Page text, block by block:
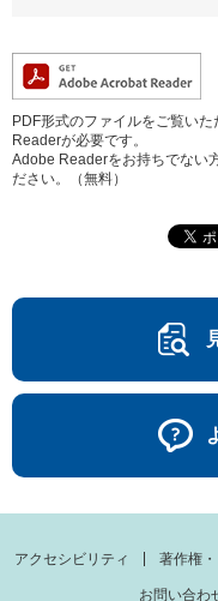
PDF形式のファイルをご覧い
Readerが必要です。
Adobe Readerをお持ちでない
ださい。（無料）
アクセシビリティ 著作権
お問い合わ